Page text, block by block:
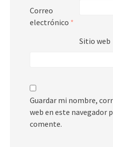
Correo
electrónico *
Sitio web
Guardar mi nombre,
web en este navegador
comente.